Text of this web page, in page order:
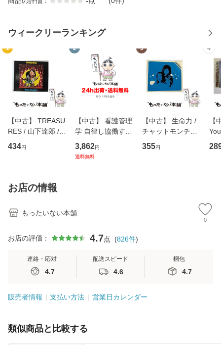
ウィークリーランキング
1
【中古】 TREASU
RES / 山下達郎 /
イーストウエス
ト・ジャパン [CD]
434円
2
【中古】 看護管理
学 自律し協働する
専門職の看護マネ
ジメントスキル 改
3,862円
送料無料
3
【中古】 生命力 /
チャットモンチー /
キューンレコード
[CD]【メール便送
355円
4
【
のが
お店の情報
もったいない本舗
0
お店の評価： 4.7点 (826件)
連絡・応対
4.7
配送スピード
4.6
梱包
4.7
販売者情報 支払い方法 営業日カレンダー
類似商品と比較する